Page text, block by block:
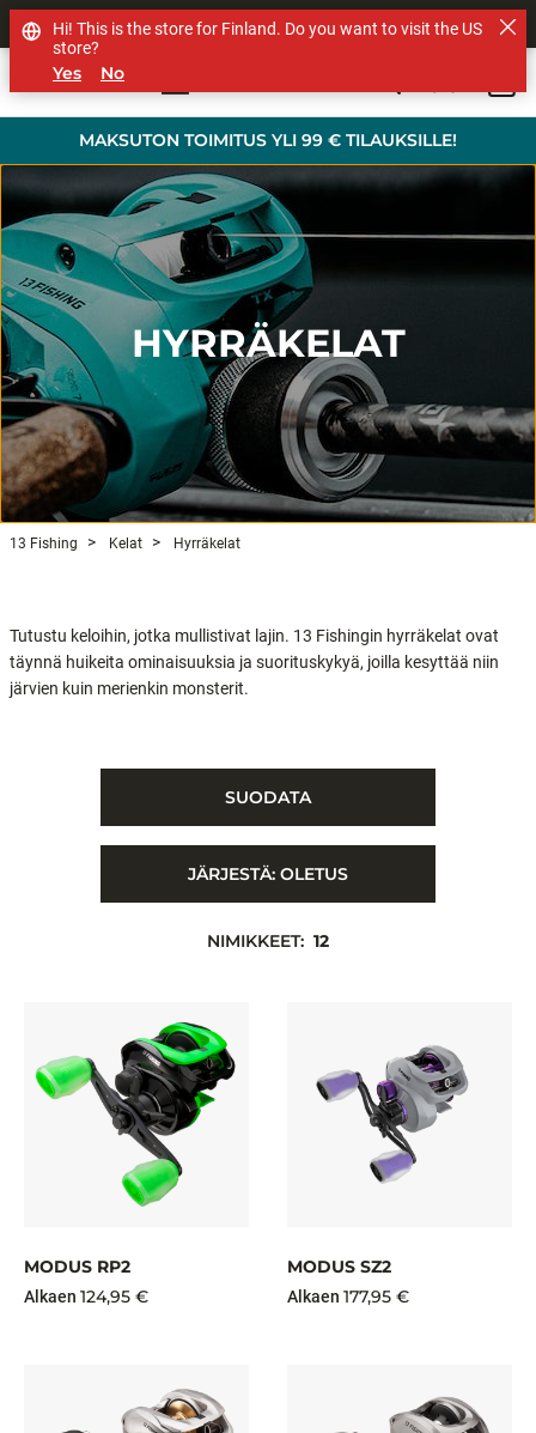
MAKSUTON TOIMITUS YLI 99 € TILAUKSILLE!
MUUT TUOTEMERKIT
HYRRÄKELAT
13 Fishing Kelat Hyrräkelat
Tutustu keloihin, jotka mullistivat lajin. 13 Fishingin hyrräkelat ovat
täynnä huikeita ominaisuuksia ja suorituskykyä, joilla kesyttää niin
järvien kuin merienkin monsterit.
SUODATA
JÄRJESTÄ: OLETUS
NIMIKKEET: 12
MODUS RP2
Alkaen 124,95 €
MODUS SZ2
Alkaen 177,95 €
Hi! This is the store for Finland. Do you want to visit the US
store?
Yes No